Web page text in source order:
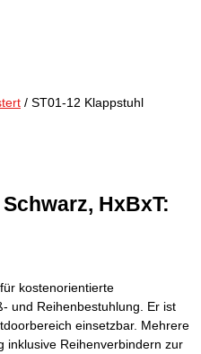
/ ST01-12 Klappstuhl
HxBxT:
kostenorientierte
und Reihenbestuhlung. Er ist
einsetzbar. Mehrere
inklusive Reihenverbindern zur